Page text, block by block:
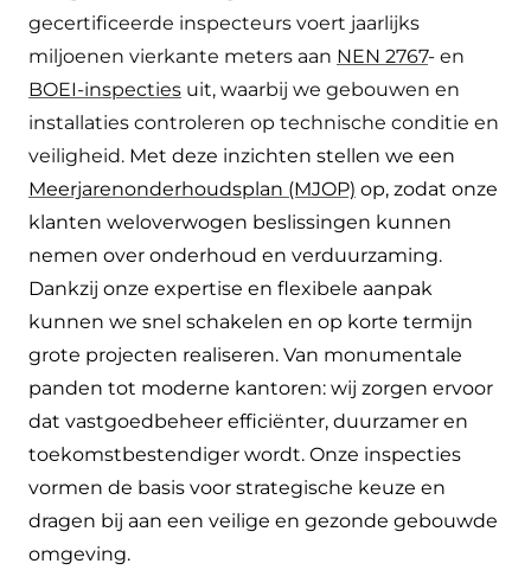
gecertificeerde inspecteurs voert jaarlijks
miljoenen vierkante meters aan NEN 2767- en
BOEI-inspecties uit, waarbij we gebouwen en
installaties controleren op technische conditie en
veiligheid. Met deze inzichten stellen we een
Meerjarenonderhoudsplan (MJOP) op, zodat onze
klanten weloverwogen beslissingen kunnen
nemen over onderhoud en verduurzaming.
Dankzij onze expertise en flexibele aanpak
kunnen we snel schakelen en op korte termijn
grote projecten realiseren. Van monumentale
panden tot moderne kantoren: wij zorgen ervoor
dat vastgoedbeheer efficiënter, duurzamer en
toekomstbestendiger wordt. Onze inspecties
vormen de basis voor strategische keuze en
dragen bij aan een veilige en gezonde gebouwde
omgeving.